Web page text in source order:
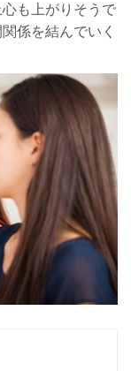
も上がりそうで
係を結んでいく